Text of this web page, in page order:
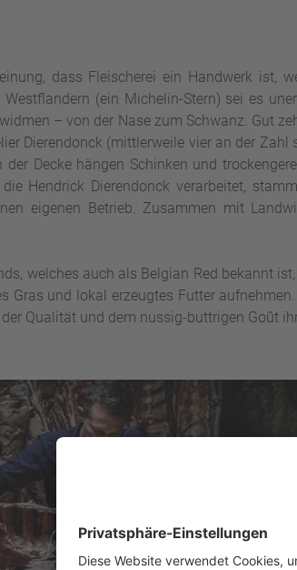
dass Fleischerei ein Handwerk ist,
(ein Michelin-Stern) sei es
– von der Nase zum Schwanz. Gut
Dierendonck (mittlerweile vier an der
der Decke hängen Schinken und
Hendrick Dierendonck verarbeitet,
eigenen Betrieb. Zusammen mit
welches auch als Belgian Red bekannt
Gras und lokal erzeugtes Futter
Qualität und dem nussig-buttrigen Goût